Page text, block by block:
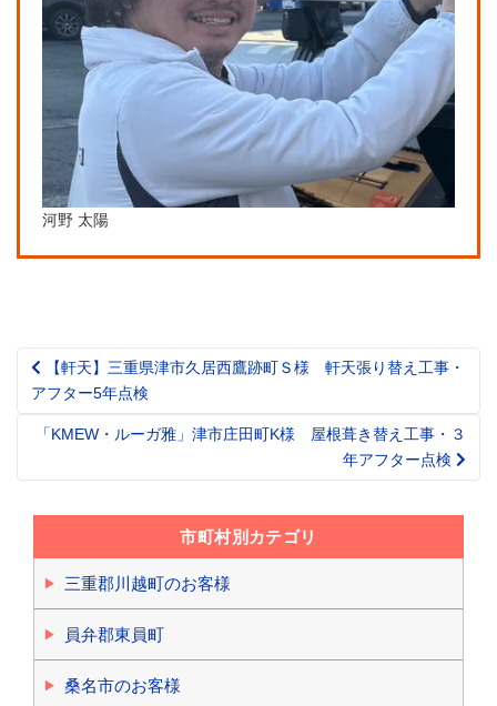
河野 太陽
Post
navigation
【軒天】三重県津市久居西鷹跡町Ｓ様 軒天張り替え工事・
アフター5年点検
「KMEW・ルーガ雅」津市庄田町K様 屋根葺き替え工事・３
年アフター点検
市町村別カテゴリ
三重郡川越町のお客様
員弁郡東員町
桑名市のお客様